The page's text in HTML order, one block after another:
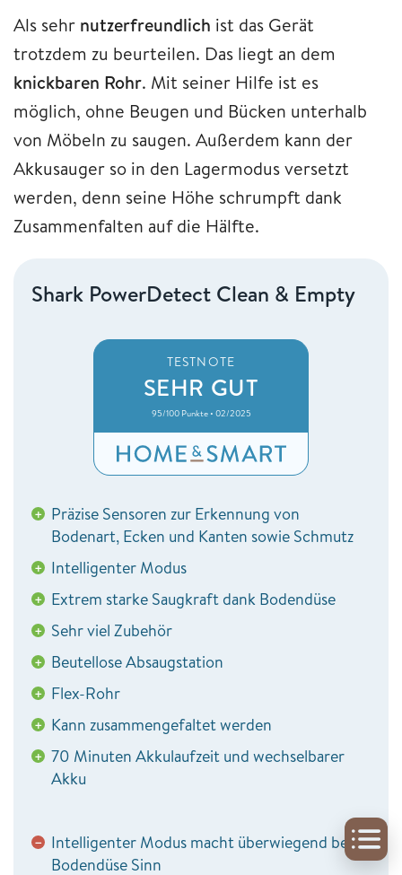
Als sehr nutzerfreundlich ist das Gerät
trotzdem zu beurteilen. Das liegt an dem
knickbaren Rohr. Mit seiner Hilfe ist es
möglich, ohne Beugen und Bücken unterhalb
von Möbeln zu saugen. Außerdem kann der
Akkusauger so in den Lagermodus versetzt
werden, denn seine Höhe schrumpft dank
Zusammenfalten auf die Hälfte.
Shark PowerDetect Clean & Empty
TESTNOTE
SEHR GUT
95/100 Punkte • 02/2025
+ Präzise Sensoren zur Erkennung von
Bodenart, Ecken und Kanten sowie Schmutz
+ Intelligenter Modus
+ Extrem starke Saugkraft dank Bodendüse
+ Sehr viel Zubehör
+ Beutellose Absaugstation
+ Flex-Rohr
+ Kann zusammengefaltet werden
+ 70 Minuten Akkulaufzeit und wechselbarer
Akku
− Intelligenter Modus macht überwiegend bei
Bodendüse Sinn